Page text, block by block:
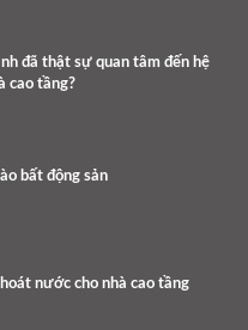
đã thật sự quan tâm đến hệ
cao tầng?
bất động sản
nước cho nhà cao tầng